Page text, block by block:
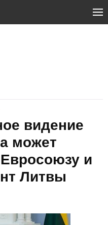
видение
может
и
Литвы